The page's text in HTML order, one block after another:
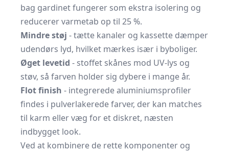
bag gardinet fungerer som ekstra isolering og
reducerer varmetab op til 25 %.
Mindre støj - tætte kanaler og kassette dæmper
udendørs lyd, hvilket mærkes især i byboliger.
Øget levetid - stoffet skånes mod UV-lys og
støv, så farven holder sig dybere i mange år.
Flot finish - integrerede aluminiumsprofiler
findes i pulverlakerede farver, der kan matches
til karm eller væg for et diskret, næsten
indbygget look.
Ved at kombinere de rette komponenter og